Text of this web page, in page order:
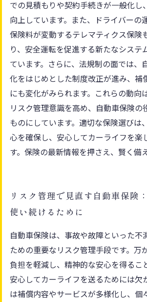
での見積もりや契約手続きが一般化し
向上しています。また、ドライバーの
保険料が変動するテレマティクス保険
り、安全運転を促進する新たなシステ
ています。さらに、法規制の面では、
化をはじめとした制度改正が進み、補
にも変化がみられます。これらの動向
リスク管理意識を高め、自動車保険の
ものにしています。適切な保険選びは
心を確保し、安心してカーライフを楽
す。保険の最新情報を押さえ、賢く備
リスク管理で見直す自動車保険
使い続けるために
自動車保険は、事故や故障といった不
ための重要なリスク管理手段です。万
負担を軽減し、精神的な安心を得るこ
安心してカーライフを送るためには欠
は補償内容やサービスが多様化し、個